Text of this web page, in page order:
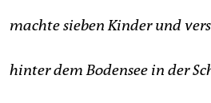
machte sieben Kinder und
hinter dem Bodensee in der